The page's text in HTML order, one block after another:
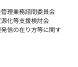
理業務諮問委員会
化等支援検討会
信の在り方等に関す